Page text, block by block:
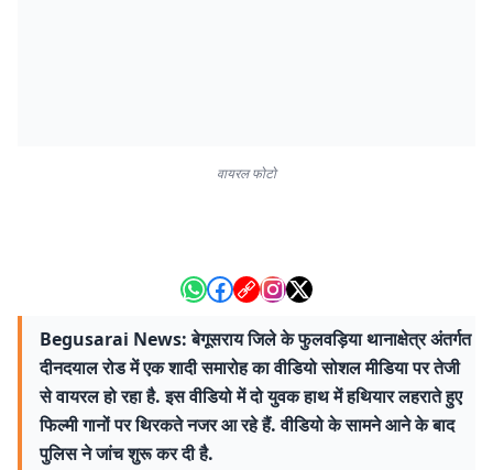
वायरल फोटो
Begusarai News: बेगूसराय जिले के फुलवड़िया थानाक्षेत्र अंतर्गत
दीनदयाल रोड में एक शादी समारोह का वीडियो सोशल मीडिया पर तेजी
से वायरल हो रहा है. इस वीडियो में दो युवक हाथ में हथियार लहराते हुए
फिल्मी गानों पर थिरकते नजर आ रहे हैं. वीडियो के सामने आने के बाद
पुलिस ने जांच शुरू कर दी है.